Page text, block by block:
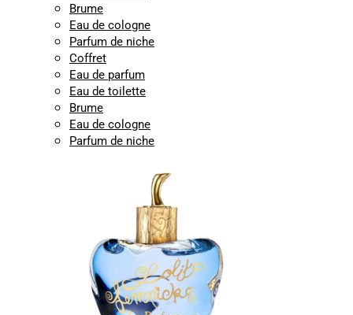
Brume
Eau de cologne
Parfum de niche
Coffret
Eau de parfum
Eau de toilette
Brume
Eau de cologne
Parfum de niche